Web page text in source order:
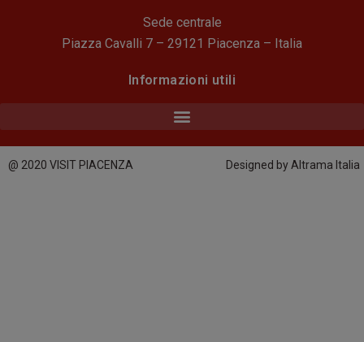
Sede centrale
Piazza Cavalli 7 – 29121 Piacenza – Italia
Informazioni utili
@ 2020 VISIT PIACENZA Designed by Altrama Italia